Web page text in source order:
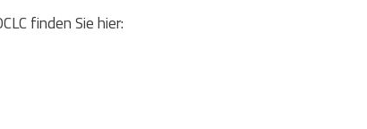
finden Sie hier: